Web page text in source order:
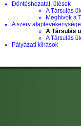
Döntéshozatal, ülések
A Társulás
Meghívók a
A szerv
A Társulás
A Társulás
Pályázati kiírások